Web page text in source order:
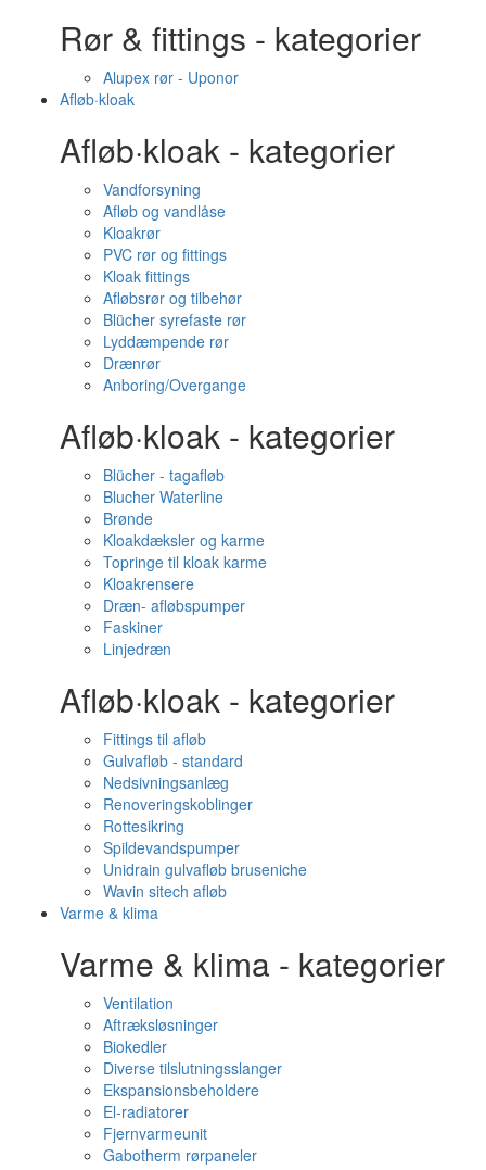
Rør & fittings - kategorier
Alupex rør - Uponor
Afløb·kloak
Afløb·kloak - kategorier
Vandforsyning
Afløb og vandlåse
Kloakrør
PVC rør og fittings
Kloak fittings
Afløbsrør og tilbehør
Blücher syrefaste rør
Lyddæmpende rør
Drænrør
Anboring/Overgange
Afløb·kloak - kategorier
Blücher - tagafløb
Blucher Waterline
Brønde
Kloakdæksler og karme
Topringe til kloak karme
Kloakrensere
Dræn- afløbspumper
Faskiner
Linjedræn
Afløb·kloak - kategorier
Fittings til afløb
Gulvafløb - standard
Nedsivningsanlæg
Renoveringskoblinger
Rottesikring
Spildevandspumper
Unidrain gulvafløb bruseniche
Wavin sitech afløb
Varme & klima
Varme & klima - kategorier
Ventilation
Aftræksløsninger
Biokedler
Diverse tilslutningsslanger
Ekspansionsbeholdere
El-radiatorer
Fjernvarmeunit
Gabotherm rørpaneler